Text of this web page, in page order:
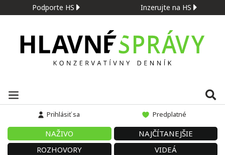
Podporte HS Inzerujte na HS
Prihlásiť sa Predplatné
NAŽIVO
NAJČÍTANEJŠIE
ROZHOVORY
VIDEÁ